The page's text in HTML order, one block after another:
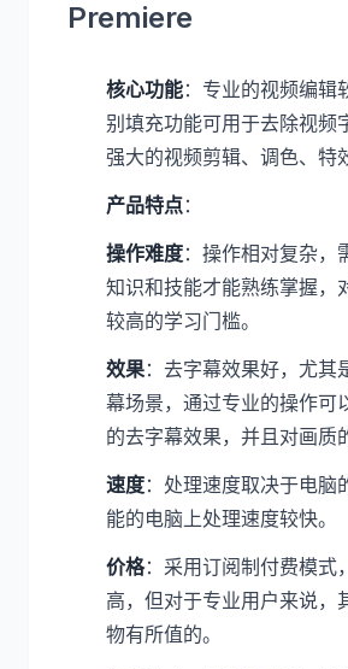
Premiere
核心功能：专业的视频编辑
别填充功能可用于去除视频
强大的视频剪辑、调色、特
产品特点：
操作难度：操作相对复杂，
知识和技能才能熟练掌握，
较高的学习门槛。
效果：去字幕效果好，尤其
幕场景，通过专业的操作可
的去字幕效果，并且对画质
速度：处理速度取决于电脑
能的电脑上处理速度较快。
价格：采用订阅制付费模式
高，但对于专业用户来说，
物有所值的。